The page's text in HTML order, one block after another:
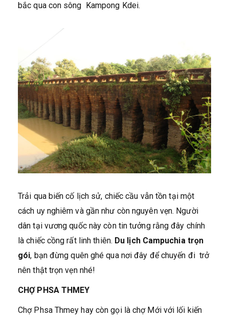
bắc qua con sông Kampong Kdei.
Trải qua biến cố lịch sử, chiếc cầu vẫn tồn tại một
cách uy nghiêm và gần như còn nguyên vẹn. Người
dân tại vương quốc này còn tin tưởng rằng đây chính
là chiếc cồng rất linh thiên. Du lịch Campuchia trọn
gói, bạn đừng quên ghé qua nơi đây để chuyến đi trở
nên thật trọn vẹn nhé!
CHỢ PHSA THMEY
Chợ Phsa Thmey hay còn gọi là chợ Mới với lối kiến